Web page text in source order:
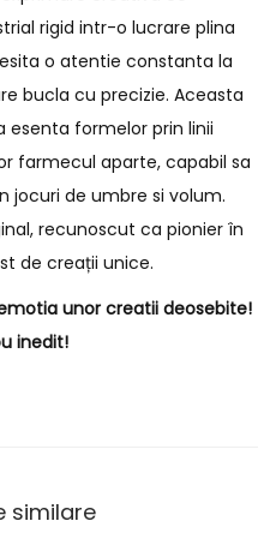
rigid intr-o lucrare plina
o atentie constanta la
bucla cu precizie. Aceasta
esenta formelor prin linii
farmecul aparte, capabil sa
jocuri de umbre si volum.
recunoscut ca pionier în
de creații unice.
unor creatii deosebite!
inedit!
similare